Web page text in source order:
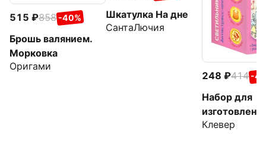
515 858 -40%
Брошь валянием.
Морковка
Оригами
Шкатулка На дне
СантаЛючия
248 414 -
Набор для
светильника
Клевер